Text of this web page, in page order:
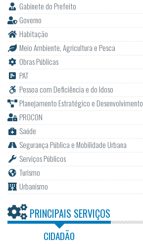
Gabinete do Prefeito
Governo
Habitação
Meio Ambiente, Agricultura e Pesca
Obras Públicas
PAT
Pessoa com Deficiência e do Idoso
Planejamento Estratégico e Desenvolvimento
PROCON
Saúde
Segurança Pública e Mobilidade Urbana
Serviços Públicos
Turismo
Urbanismo
PRINCIPAIS SERVIÇOS
CIDADÃO